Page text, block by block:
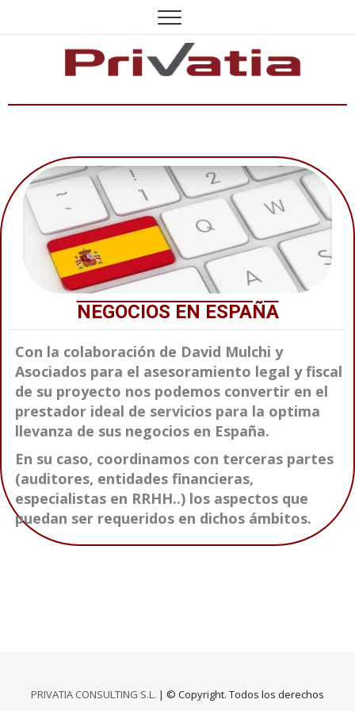
NEGOCIOS EN ESPAÑA
Con la colaboración de David Mulchi y
Asociados para el asesoramiento legal y fiscal
de su proyecto nos podemos convertir en el
prestador ideal de servicios para la optima
llevanza de sus negocios en España.
En su caso, coordinamos con terceras partes
(auditores, entidades financieras,
especialistas en RRHH..) los aspectos que
puedan ser requeridos en dichos ámbitos.
PRIVATIA CONSULTING S.L. | © Copyright. Todos los derechos